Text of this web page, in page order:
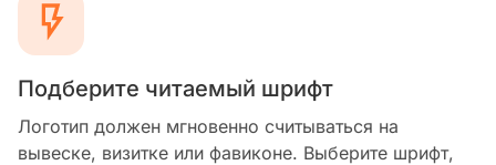
Подберите читаемый шрифт
Логотип должен мгновенно считываться на
вывеске, визитке или фавиконе. Выберите шрифт,